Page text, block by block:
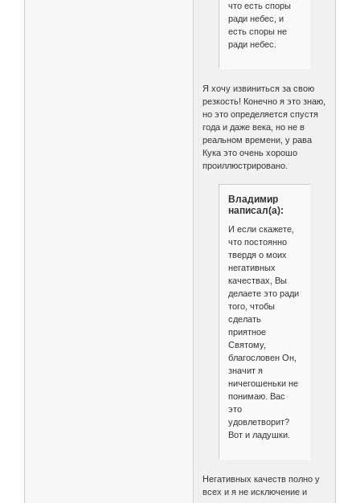
что есть споры
ради небес, и
есть споры не
ради небес.
Я хочу извиниться за свою
резкость! Конечно я это знаю,
но это определяется спустя
года и даже века, но не в
реальном времени, у рава
Кука это очень хорошо
проиллюстрировано.
Владимир
написал(а):
И если скажете,
что постоянно
твердя о моих
негативных
качествах, Вы
делаете это ради
того, чтобы
сделать
приятное
Святому,
благословен Он,
значит я
ничегошеньки не
понимаю. Вас
это
удовлетворит?
Вот и ладушки.
Негативных качеств полно у
всех и я не исключение и